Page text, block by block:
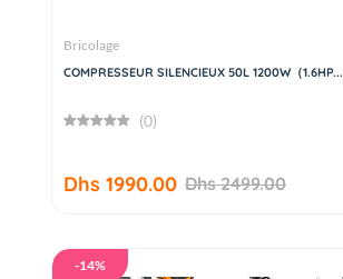
Bricolage
COMPRESSEUR SILENCIEUX 50L 1200W（1.6HP...
(0)
Dhs 1990.00 Dhs 2499.00
-14%